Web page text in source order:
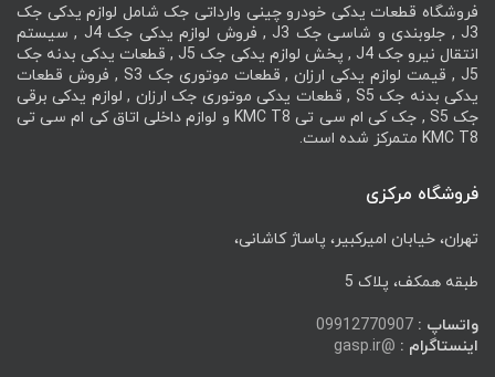
فروشگاه قطعات یدکی خودرو چینی وارداتی جک شامل لوازم یدکی جک
J3 , جلوبندی و شاسی جک J3 , فروش لوازم یدکی جک J4 , سیستم
انتقال نیرو جک J4 , پخش لوازم یدکی جک J5 , قطعات یدکی بدنه جک
J5 , قیمت لوازم یدکی ارزان , قطعات موتوری جک S3 , فروش قطعات
یدکی بدنه جک S5 , قطعات یدکی موتوری جک ارزان , لوازم یدکی برقی
جک S5 , جک کی ام سی تی KMC T8 و لوازم داخلی اتاق کی ام سی تی
KMC T8 متمرکز شده است.
فروشگاه مرکزی
تهران، خیابان امیرکبیر، پاساژ کاشانی،
طبقه همکف، پلاک 5
واتساپ : 09912770907
اینستاگرام : @gasp.ir